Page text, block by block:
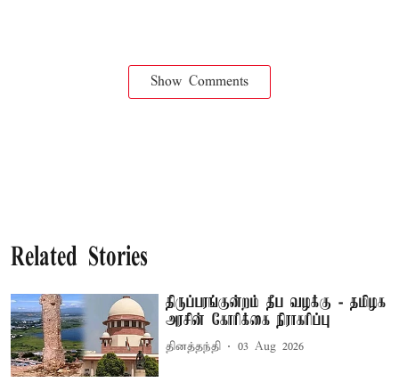
Show Comments
Related Stories
திருப்பரங்குன்றம் தீப வழக்கு - தமிழக
அரசின் கோரிக்கை நிராகரிப்பு
தினத்தந்தி 03 Aug 2026